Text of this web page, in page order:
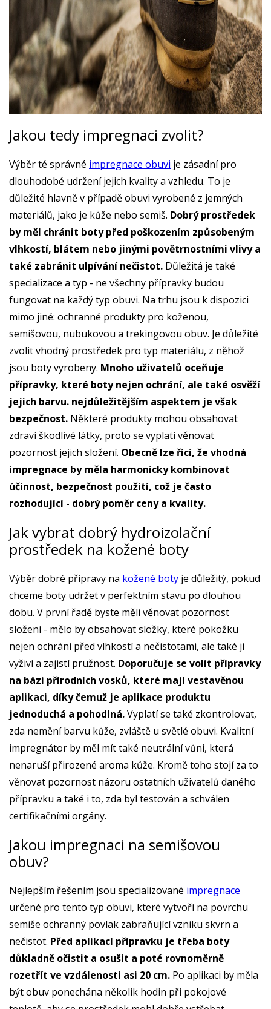
Jakou tedy impregnaci zvolit?
Výběr té správné impregnace obuvi je zásadní pro
dlouhodobé udržení jejich kvality a vzhledu. To je
důležité hlavně v případě obuvi vyrobené z jemných
materiálů, jako je kůže nebo semiš. Dobrý prostředek
by měl chránit boty před poškozením způsobeným
vlhkostí, blátem nebo jinými povětrnostními vlivy a
také zabránit ulpívání nečistot. Důležitá je také
specializace a typ - ne všechny přípravky budou
fungovat na každý typ obuvi. Na trhu jsou k dispozici
mimo jiné: ochranné produkty pro koženou,
semišovou, nubukovou a trekingovou obuv. Je důležité
zvolit vhodný prostředek pro typ materiálu, z něhož
jsou boty vyrobeny. Mnoho uživatelů oceňuje
přípravky, které boty nejen ochrání, ale také osvěží
jejich barvu. nejdůležitějším aspektem je však
bezpečnost. Některé produkty mohou obsahovat
zdraví škodlivé látky, proto se vyplatí věnovat
pozornost jejich složení. Obecně lze říci, že vhodná
impregnace by měla harmonicky kombinovat
účinnost, bezpečnost použití, což je často
rozhodující - dobrý poměr ceny a kvality.
Jak vybrat dobrý hydroizolační
prostředek na kožené boty
Výběr dobré přípravy na kožené boty je důležitý, pokud
chceme boty udržet v perfektním stavu po dlouhou
dobu. V první řadě byste měli věnovat pozornost
složení - mělo by obsahovat složky, které pokožku
nejen ochrání před vlhkostí a nečistotami, ale také ji
vyživí a zajistí pružnost. Doporučuje se volit přípravky
na bázi přírodních vosků, které mají vestavěnou
aplikaci, díky čemuž je aplikace produktu
jednoduchá a pohodlná.Vyplatí se také zkontrolovat,
zda nemění barvu kůže, zvláště u světlé obuvi. Kvalitní
impregnátor by měl mít také neutrální vůni, která
nenaruší přirozené aroma kůže. Kromě toho stojí za to
věnovat pozornost názoru ostatních uživatelů daného
přípravku a také i to, zda byl testován a schválen
certifikačními orgány.
Jakou impregnaci na semišovou
obuv?
Nejlepším řešením jsou specializované impregnace
určené pro tento typ obuvi, které vytvoří na povrchu
semiše ochranný povlak zabraňující vzniku skvrn a
nečistot. Před aplikací přípravku je třeba boty
důkladně očistit a osušit a poté rovnoměrně
rozetřít ve vzdálenosti asi 20 cm. Po aplikaci by měla
být obuv ponechána několik hodin při pokojové